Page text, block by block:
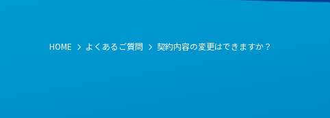
HOME よくあるご質問 契約内容の変更はできますか？